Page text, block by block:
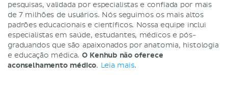
pesquisas, validada por especialistas e confiada por mais
de 7 milhões de usuários. Nós seguimos os mais altos
padrões educacionais e científicos. Nossa equipe inclui
especialistas em saúde, estudantes, médicos e pós-
graduandos que são apaixonados por anatomia, histologia
e educação médica. O Kenhub não oferece
aconselhamento médico. Leia mais.